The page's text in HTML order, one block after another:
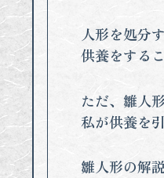
人形を処分
供養をする
ただ、雛人
私が供養を
雛人形の解